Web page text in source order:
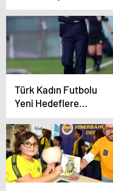
Finansal Okuryazarlığı
Tartıştı
Türk Kadın Futbolu
Yeni Hedeflere
Koşuyor